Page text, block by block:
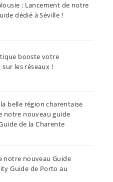
: Lancement de notre
dédié à Séville !
booste votre
les réseaux !
belle région charentaise
notre nouveau guide
de la Charente
notre nouveau Guide
Guide de Porto au